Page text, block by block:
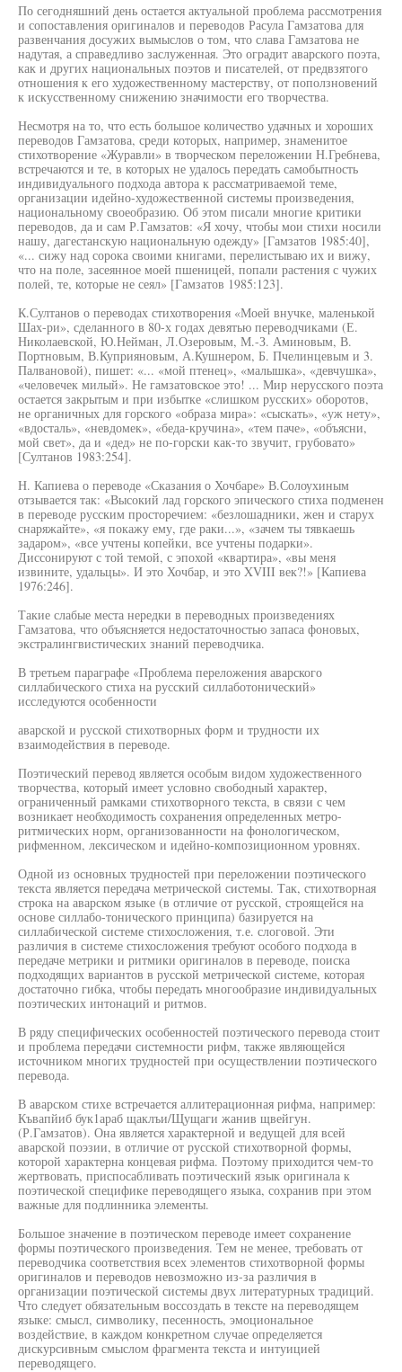
По сегодняшний день остается актуальной проблема рассмотрения
и сопоставления оригиналов и переводов Расула Гамзатова для
развенчания досужих вымыслов о том, что слава Гамзатова не
надутая, а справедливо заслуженная. Это оградит аварского поэта,
как и других национальных поэтов и писателей, от предвзятого
отношения к его художественному мастерству, от поползновений
к искусственному снижению значимости его творчества.
Несмотря на то, что есть большое количество удачных и хороших
переводов Гамзатова, среди которых, например, знаменитое
стихотворение «Журавли» в творческом переложении Н.Гребнева,
встречаются и те, в которых не удалось передать самобытность
индивидуального подхода автора к рассматриваемой теме,
организации идейно-художественной системы произведения,
национальному своеобразию. Об этом писали многие критики
переводов, да и сам Р.Гамзатов: «Я хочу, чтобы мои стихи носили
нашу, дагестанскую национальную одежду» [Гамзатов 1985:40],
«... сижу над сорока своими книгами, перелистываю их и вижу,
что на поле, засеянное моей пшеницей, попали растения с чужих
полей, те, которые не сеял» [Гамзатов 1985:123].
К.Султанов о переводах стихотворения «Моей внучке, маленькой
Шах-ри», сделанного в 80-х годах девятью переводчиками (Е.
Николаевской, Ю.Нейман, Л.Озеровым, М.-З. Аминовым, В.
Портновым, В.Куприяновым, А.Кушнером, Б. Пчелинцевым и 3.
Палвановой), пишет: «... «мой птенец», «малышка», «девчушка»,
«человечек милый». Не гамзатовское это! ... Мир нерусского поэта
остается закрытым и при избытке «слишком русских» оборотов,
не органичных для горского «образа мира»: «сыскать», «уж нету»,
«вдосталь», «невдомек», «беда-кручина», «тем паче», «объясни,
мой свет», да и «дед» не по-горски как-то звучит, грубовато»
[Султанов 1983:254].
Н. Капиева о переводе «Сказания о Хочбаре» В.Солоухиным
отзывается так: «Высокий лад горского эпического стиха подменен
в переводе русским просторечием: «безлошадники, жен и старух
снаряжайте», «я покажу ему, где раки...», «зачем ты тявкаешь
задаром», «все учтены копейки, все учтены подарки».
Диссонируют с той темой, с эпохой «квартира», «вы меня
извините, удальцы». И это Хочбар, и это XVIII век?!» [Капиева
1976:246].
Такие слабые места нередки в переводных произведениях
Гамзатова, что объясняется недостаточностью запаса фоновых,
экстралингвистических знаний переводчика.
В третьем параграфе «Проблема переложения аварского
силлабического стиха на русский силлаботонический»
исследуются особенности
аварской и русской стихотворных форм и трудности их
взаимодействия в переводе.
Поэтический перевод является особым видом художественного
творчества, который имеет условно свободный характер,
ограниченный рамками стихотворного текста, в связи с чем
возникает необходимость сохранения определенных метро-
ритмических норм, организованности на фонологическом,
рифменном, лексическом и идейно-композиционном уровнях.
Одной из основных трудностей при переложении поэтического
текста является передача метрической системы. Так, стихотворная
строка на аварском языке (в отличие от русской, строящейся на
основе силлабо-тонического принципа) базируется на
силлабической системе стихосложения, т.е. слоговой. Эти
различия в системе стихосложения требуют особого подхода в
передаче метрики и ритмики оригиналов в переводе, поиска
подходящих вариантов в русской метрической системе, которая
достаточно гибка, чтобы передать многообразие индивидуальных
поэтических интонаций и ритмов.
В ряду специфических особенностей поэтического перевода стоит
и проблема передачи системности рифм, также являющейся
источником многих трудностей при осуществлении поэтического
перевода.
В аварском стихе встречается аллитерационная рифма, например:
Къвапйиб бук1араб щаклъи/Щущаги жанив щвейгун.
(Р.Гамзатов). Она является характерной и ведущей для всей
аварской поэзии, в отличие от русской стихотворной формы,
которой характерна концевая рифма. Поэтому приходится чем-то
жертвовать, приспосабливать поэтический язык оригинала к
поэтической специфике переводящего языка, сохранив при этом
важные для подлинника элементы.
Большое значение в поэтическом переводе имеет сохранение
формы поэтического произведения. Тем не менее, требовать от
переводчика соответствия всех элементов стихотворной формы
оригиналов и переводов невозможно из-за различия в
организации поэтической системы двух литературных традиций.
Что следует обязательным воссоздать в тексте на переводящем
языке: смысл, символику, песенность, эмоциональное
воздействие, в каждом конкретном случае определяется
дискурсивным смыслом фрагмента текста и интуицией
переводящего.